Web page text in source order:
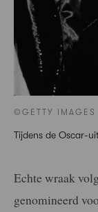
©GETTY IMAGES
Tijdens de Oscar-
Echte wraak
genomineerd